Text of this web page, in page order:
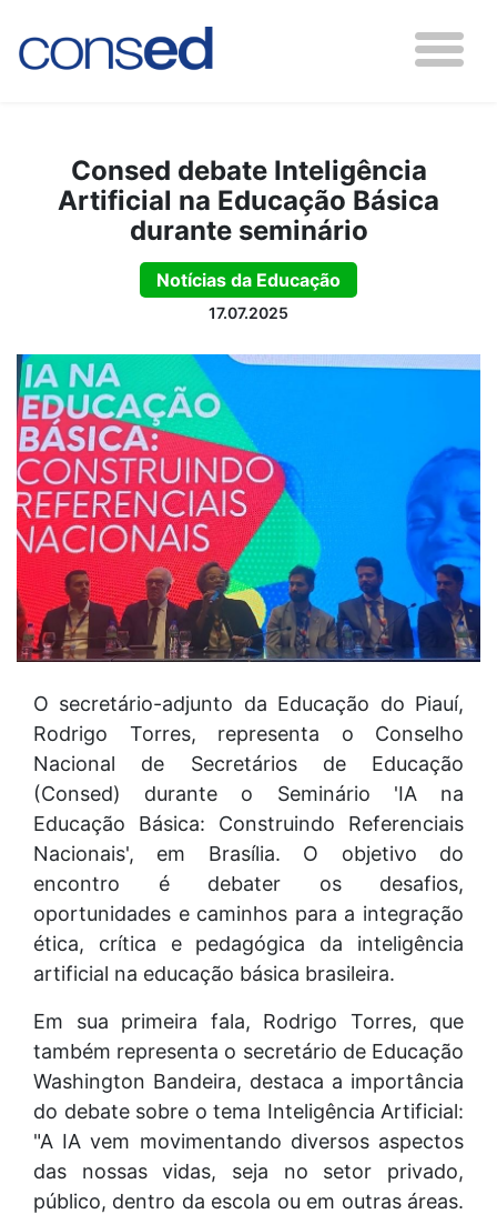
Consed debate Inteligência
Artificial na Educação Básica
durante seminário
Notícias da Educação
17.07.2025
O secretário-adjunto da Educação do Piauí,
Rodrigo Torres, representa o Conselho
Nacional de Secretários de Educação
(Consed) durante o Seminário 'IA na
Educação Básica: Construindo Referenciais
Nacionais', em Brasília. O objetivo do
encontro é debater os desafios,
oportunidades e caminhos para a integração
ética, crítica e pedagógica da inteligência
artificial na educação básica brasileira.
Em sua primeira fala, Rodrigo Torres, que
também representa o secretário de Educação
Washington Bandeira, destaca a importância
do debate sobre o tema Inteligência Artificial:
"A IA vem movimentando diversos aspectos
das nossas vidas, seja no setor privado,
público, dentro da escola ou em outras áreas.